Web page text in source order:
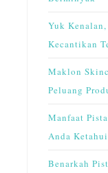
Yuk
Kecantikan
Maklon
Peluang
Manfaat
Anda Ketahui
Benarkah